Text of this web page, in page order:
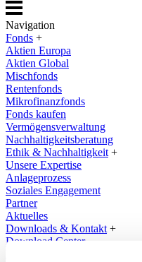
Navigation
Fonds +
Aktien Europa
Aktien Global
Mischfonds
Rentenfonds
Mikrofinanzfonds
Fonds kaufen
Vermögensverwaltung
Nachhaltigkeitsberatung
Ethik & Nachhaltigkeit +
Unsere Expertise
Anlageprozess
Soziales Engagement
Partner
Aktuelles
Downloads & Kontakt +
Download Center